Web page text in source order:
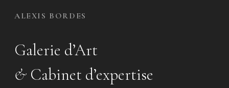
ALEXIS BORDES
Galerie d’Art
& Cabinet d’expertise